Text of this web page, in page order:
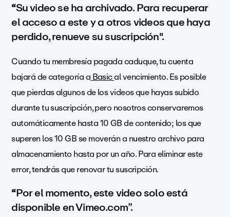
“Su video se ha archivado. Para recuperar
el acceso a este y a otros videos que haya
perdido, renueve su suscripción".
Cuando tu membresía pagada caduque, tu cuenta
bajará de categoría aBasical vencimiento. Es posible
que pierdas algunos de los videos que hayas subido
durante tu suscripción, pero nosotros conservaremos
automáticamente hasta 10 GB de contenido; los que
superen los 10 GB se moverán a nuestro archivo para
almacenamiento hasta por un año. Para eliminar este
error, tendrás que renovar tu suscripción.
“Por el momento, este video solo está
disponible en Vimeo.com”.